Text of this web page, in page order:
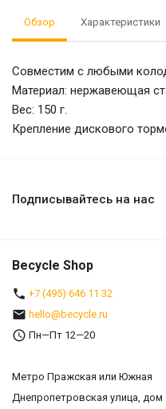
Обзор Характеристики
Совместим с любыми
Материал: нержавеющая
Вес: 150 г.
Крепление дискового
Подписывайтесь на нас
Becycle Shop
+7 (495) 646 11 32
hello@becycle.ru
Пн—Пт 12—20
Метро Пражская или Южная
Днепропетровская улица, дом